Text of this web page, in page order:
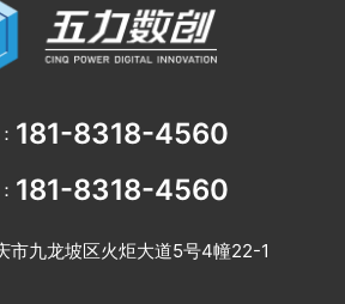
181-8318-4560
181-8318-4560
市九龙坡区火炬大道5号4幢22-1